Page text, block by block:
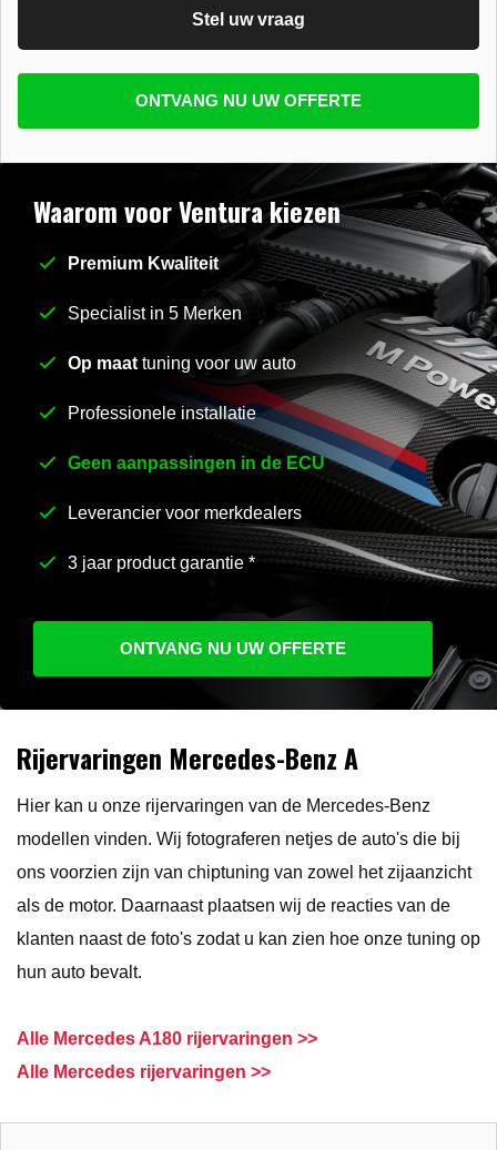
Stel uw vraag
Stel uw vraag*
ONTVANG NU UW OFFERTE
Rijervaringen Mercedes-Benz A
Hier kan u onze rijervaringen van de Mercedes-Benz
modellen vinden. Wij fotograferen netjes de auto's die bij
ons voorzien zijn van chiptuning van zowel het zijaanzicht
als de motor. Daarnaast plaatsen wij de reacties van de
klanten naast de foto's zodat u kan zien hoe onze tuning op
hun auto bevalt.
Alle Mercedes A180 rijervaringen >>
Alle Mercedes rijervaringen >>
Waarom voor Ventura kiezen
Premium Kwaliteit
Specialist in 5 Merken
Op maat tuning voor uw auto
Professionele installatie
Geen aanpassingen in de ECU
Leverancier voor merkdealers
3 jaar product garantie *
ONTVANG NU UW OFFERTE